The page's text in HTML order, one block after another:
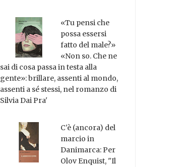
«Tu pensi che
possa essersi
fatto del male?»
«Non so. Che ne
sai di cosa passa in testa alla
gente»: brillare, assenti al mondo,
assenti a sé stessi, nel romanzo di
Silvia Dai Pra'
C'è (ancora) del
marcio in
Danimarca: Per
Olov Enquist, "Il